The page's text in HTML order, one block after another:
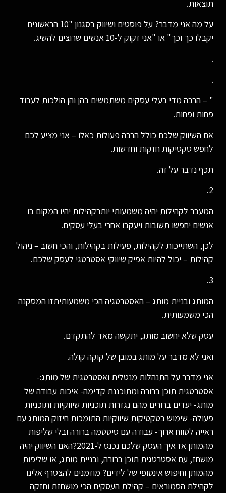
תוצאות.
על מה אני מדבר? על פוסטים ושיווק בסגנון "10 הראשונים
יקבלו כך וכך" או "אני זקוק ל-10 אנשים שרוצים להשיג.
.
.
" – הרבה מדי בעלי עסקים משתמשים בהן והן הולכות לעבוד
פחות ופחות.
אם השיווק שלכם כולל הרבה פעולות כאלו – אני מציע לכם
לחפש טקטיקות חזקות וחדשות.
תכף נדבר על זה.
2.
המעבר לקהילות יהיה משמעותי יותרקהילות יהיו המקום בו
אנשים יחפשו תשובות ויעקבו אחרי בעלי עסקים.
לכן, השתייכות לקהילות, פעילות בקהילות, והכי חשוב – ניהול
קהילות – יכול להיות אפיק שיווקי אסטרטגי לעסק שלכם.
3.
המותג ובניית מותג – האסטרטגיה הכי משמעותיתזו המסקנה
הכי משמעותית.
עסק שלא יחשוב מותג, יתקשה מאד להתקדם.
ואני לא מדבר על מותג במובן של קוקה קולה.
אני מדבר על התנהלות מנטלית ואסטרטגית של מותג:-
אסטרטגית תוכן ברורה ומתוכננת קדימה- איכות עבודה של
מותג- יעדים ברורים מהם נגזרות תוכניות שיווקיות ותוכניות
פעולה- שימוש בטקטיקות שיווקיות התומכות חיזוק המותג עם
ראייה לטווח ארוך- עבודה עם סיסטמה ברורה ובלי שליפות
מהמותן אז איך העסק שלכם נכנס ל-2021?האם השיווק יהיה
מושחז, עם אסטרטגית תוכן ברורה, ובניית מותג, או שליפות
מהמותן וחיפוש אינסופי של לידים? מוזמנים להצטרף אלינו
לקהילת הסמוראים – קהילת העסקים הכי מושחזת וחזקה